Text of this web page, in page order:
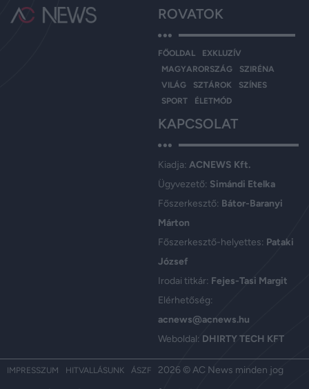
ROVATOK
FŐOLDAL
EXKLUZÍV
MAGYARORSZÁG
SZIRÉNA
VILÁG
SZTÁROK
SZÍNES
SPORT
ÉLETMÓD
KAPCSOLAT
Kiadja: ACNEWS Kft.
Ügyvezető: Simándi Etelka
Főszerkesztő: Bátor-Baranyi
Márton
Főszerkesztő-helyettes: Pataki
József
Irodai titkár: Fejes-Tasi Margit
Elérhetőség:
acnews@acnews.hu
Weboldal: DHIRTY TECH KFT
IMPRESSZUM HITVALLÁSUNK ÁSZF
2026 © AC News minden jog